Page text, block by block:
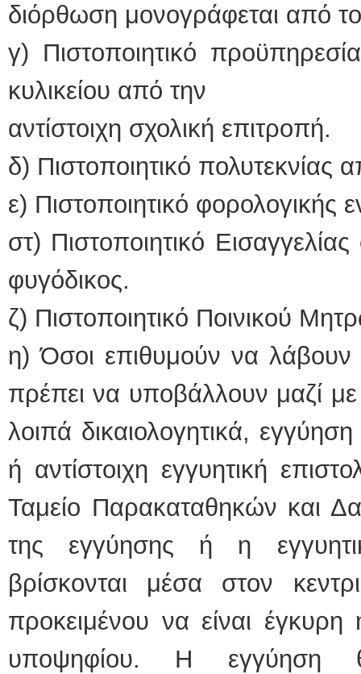
διόρθωση μονογράφεται από
γ) Πιστοποιητικό
κυλικείου από την
αντίστοιχη σχολική επιτροπή.
δ) Πιστοποιητικό πολυτεκνίας
ε) Πιστοποιητικό φορολογικής
στ) Πιστοποιητικό
φυγόδικος.
ζ) Πιστοποιητικό Ποινικού
η) Όσοι επιθυμούν να
πρέπει να υποβάλλουν μαζί
λοιπά δικαιολογητικά,
ή αντίστοιχη εγγυητική
Ταμείο Παρακαταθηκών και
της εγγύησης ή η
βρίσκονται μέσα στον
προκειμένου να είναι
υποψηφίου. Η εγγύηση